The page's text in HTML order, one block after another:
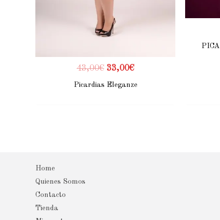
43,00€ 33,00€
Picardias Eleganze
Home
Quienes Somos
Contacto
Tienda